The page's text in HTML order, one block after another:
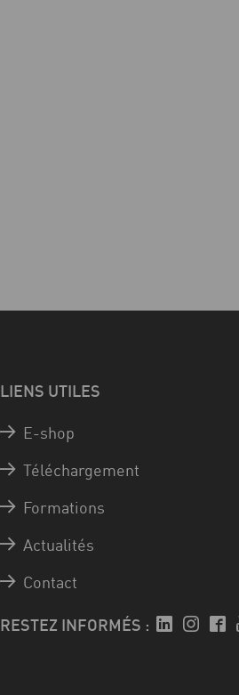
LIENS UTILES
E-shop
Téléchargement
Formations
Actualités
Contact
RESTEZ INFORMÉS :